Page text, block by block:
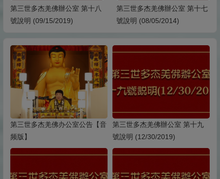
第三世多杰羌佛辦公室 第十八
號說明 (09/15/2019)
第三世多杰羌佛辦公室 第十七
號說明 (08/05/2014)
第三世多杰羌佛办公室公告【音
频版】
第三世多杰羌佛辦公室 第十九
號說明 (12/30/2019)